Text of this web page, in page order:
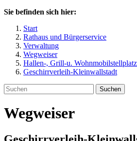
Sie befinden sich hier:
Start
Rathaus und Bürgerservice
Verwaltung
Wegweiser
Hallen-, Grill-u.
Geschirrverleih-Kleinwallstadt
Suchen
Wegweiser